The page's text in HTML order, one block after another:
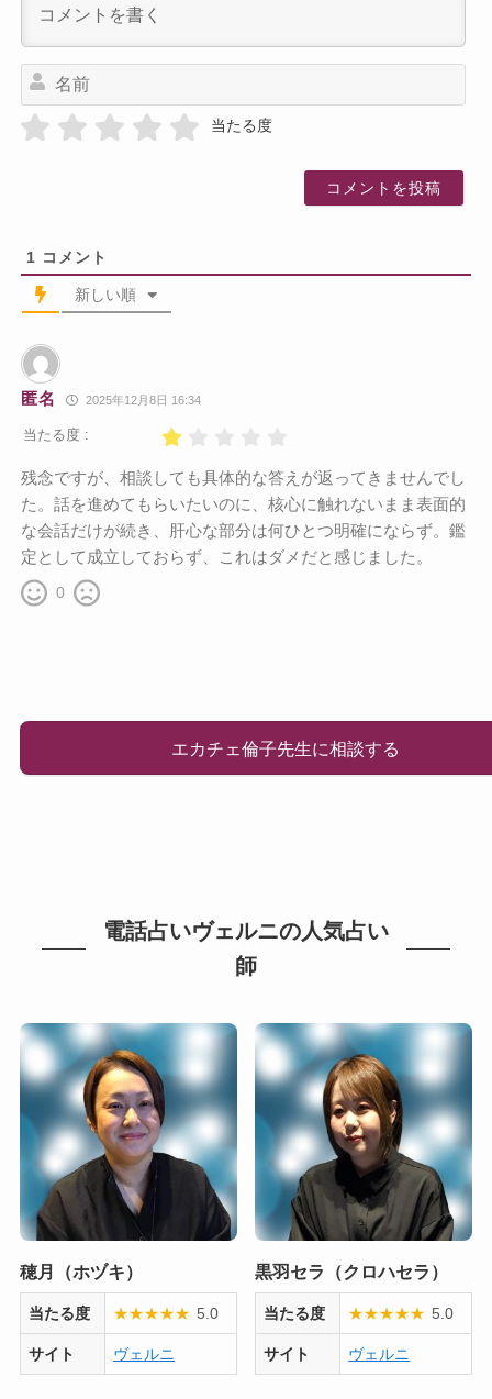
当たる度
1 コメント
新しい順
匿名 2025年12月8日 16:34
当たる度 :
残念ですが、相談しても具体的な答えが返ってきませんでし
た。話を進めてもらいたいのに、核心に触れないまま表面的
な会話だけが続き、肝心な部分は何ひとつ明確にならず。鑑
定として成立しておらず、これはダメだと感じました。
0
エカチェ倫子先生に相談する
電話占いヴェルニの人気占い
師
穂月（ホヅキ）
当たる度 ★★★★★ 5.0
サイト ヴェルニ
黒羽セラ（クロハセラ）
当たる度 ★★★★★ 5.0
サイト ヴェルニ